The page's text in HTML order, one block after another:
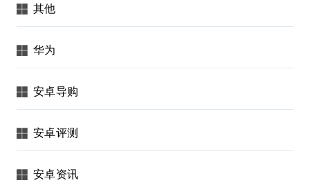
其他
华为
安卓导购
安卓评测
安卓资讯